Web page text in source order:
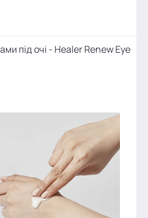
під очі - Healer Renew Eye